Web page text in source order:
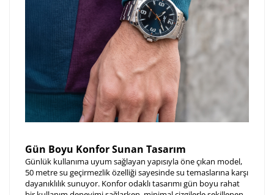
Gün Boyu Konfor Sunan Tasarım
Günlük kullanıma uyum sağlayan yapısıyla öne çıkan model,
50 metre su geçirmezlik özelliği sayesinde su temaslarına karşı
dayanıklılık sunuyor. Konfor odaklı tasarımı gün boyu rahat